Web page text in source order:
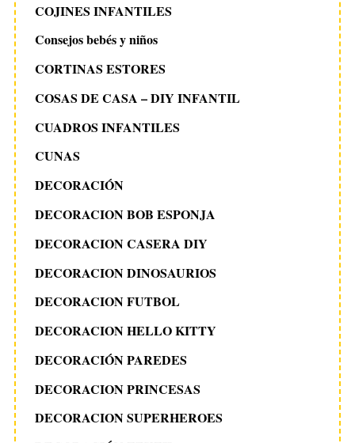
COJINES INFANTILES
Consejos bebés y niños
CORTINAS ESTORES
COSAS DE CASA – DIY INFANTIL
CUADROS INFANTILES
CUNAS
DECORACIÓN
DECORACION BOB ESPONJA
DECORACION CASERA DIY
DECORACION DINOSAURIOS
DECORACION FUTBOL
DECORACION HELLO KITTY
DECORACIÓN PAREDES
DECORACION PRINCESAS
DECORACION SUPERHEROES